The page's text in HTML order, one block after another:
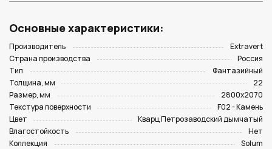
Основные характеристики:
Производитель
Extravert
Страна производства
Россия
Тип
Фантазийный
Толщина, мм
22
Размер, мм
2800х2070
Текстура поверхности
F02 - Камень
Цвет
Кварц Петрозаводский дымчатый
Влагостойкость
Нет
Коллекция
Solum